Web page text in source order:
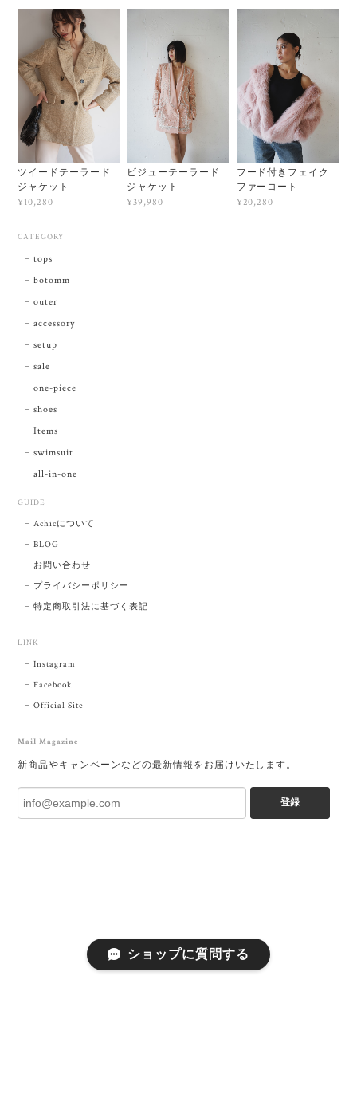
ツイードテーラード
ジャケット
¥10,280
ビジューテーラード
ジャケット
¥39,980
フード付きフェイク
ファーコート
¥20,280
CATEGORY
tops
botomm
outer
accessory
setup
sale
one-piece
shoes
Items
swimsuit
all-in-one
GUIDE
Achicについて
BLOG
お問い合わせ
プライバシーポリシー
特定商取引法に基づく表記
LINK
Instagram
Facebook
Official Site
Mail Magazine
新商品やキャンペーンなどの最新情報をお届けいたします。
登録
ショップに質問する